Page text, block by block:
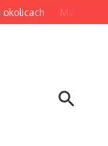
Makrama z